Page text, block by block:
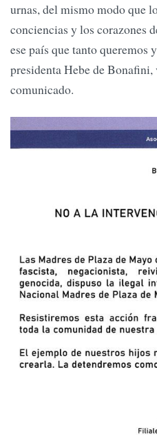
urnas, del mismo modo que
conciencias y los corazones
ese país que tanto queremos
presidenta Hebe de
comunicado.